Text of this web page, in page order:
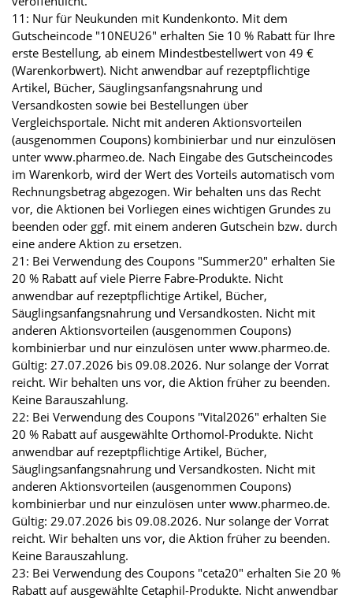
11: Nur für Neukunden mit Kundenkonto. Mit dem
Gutscheincode "10NEU26" erhalten Sie 10 % Rabatt für Ihre
erste Bestellung, ab einem Mindestbestellwert von 49 €
(Warenkorbwert). Nicht anwendbar auf rezeptpflichtige
Artikel, Bücher, Säuglingsanfangsnahrung und
Versandkosten sowie bei Bestellungen über
Vergleichsportale. Nicht mit anderen Aktionsvorteilen
(ausgenommen Coupons) kombinierbar und nur einzulösen
unter www.pharmeo.de. Nach Eingabe des Gutscheincodes
im Warenkorb, wird der Wert des Vorteils automatisch vom
Rechnungsbetrag abgezogen. Wir behalten uns das Recht
vor, die Aktionen bei Vorliegen eines wichtigen Grundes zu
beenden oder ggf. mit einem anderen Gutschein bzw. durch
eine andere Aktion zu ersetzen.
21: Bei Verwendung des Coupons "Summer20" erhalten Sie
20 % Rabatt auf viele Pierre Fabre-Produkte. Nicht
anwendbar auf rezeptpflichtige Artikel, Bücher,
Säuglingsanfangsnahrung und Versandkosten. Nicht mit
anderen Aktionsvorteilen (ausgenommen Coupons)
kombinierbar und nur einzulösen unter www.pharmeo.de.
Gültig: 27.07.2026 bis 09.08.2026. Nur solange der Vorrat
reicht. Wir behalten uns vor, die Aktion früher zu beenden.
Keine Barauszahlung.
22: Bei Verwendung des Coupons "Vital2026" erhalten Sie
20 % Rabatt auf ausgewählte Orthomol-Produkte. Nicht
anwendbar auf rezeptpflichtige Artikel, Bücher,
Säuglingsanfangsnahrung und Versandkosten. Nicht mit
anderen Aktionsvorteilen (ausgenommen Coupons)
kombinierbar und nur einzulösen unter www.pharmeo.de.
Gültig: 29.07.2026 bis 09.08.2026. Nur solange der Vorrat
reicht. Wir behalten uns vor, die Aktion früher zu beenden.
Keine Barauszahlung.
23: Bei Verwendung des Coupons "ceta20" erhalten Sie 20 %
Rabatt auf ausgewählte Cetaphil-Produkte. Nicht anwendbar